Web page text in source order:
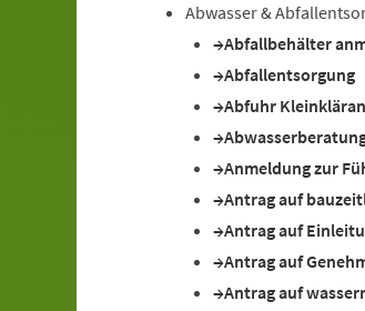
Abwasser &
Abfallbehälter
Abfallentsorgung
Abfuhr
Anmeldung zur
Antrag auf
Antrag auf
Antrag auf
Antrag auf